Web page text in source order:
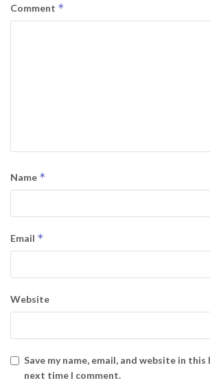
Comment *
Name *
Email *
Website
Save my name, email, and website in
next time I comment.